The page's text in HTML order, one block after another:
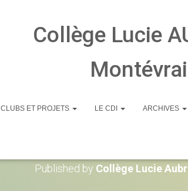
Collège Lucie
CLUBS ET PROJETS LE CDI ARCHIVES
Published by Collège Lucie